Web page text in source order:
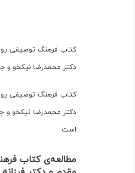
کتاب فرهنگ توصیفی
دکتر محمدرضا نیکخو و
کتاب فرهنگ توصیفی
دکتر محمدرضا نیکخو و
است‌.
مطالعه‌ی کتاب